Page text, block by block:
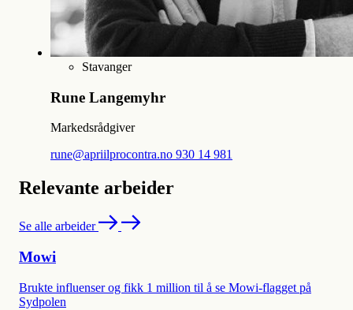
Stavanger
Rune Langemyhr
Markedsrådgiver
rune@apriilprocontra.no 930 14 981
Relevante arbeider
Se alle arbeider
Mowi
Brukte influenser og fikk 1 million til å se Mowi-flagget på
Sydpolen